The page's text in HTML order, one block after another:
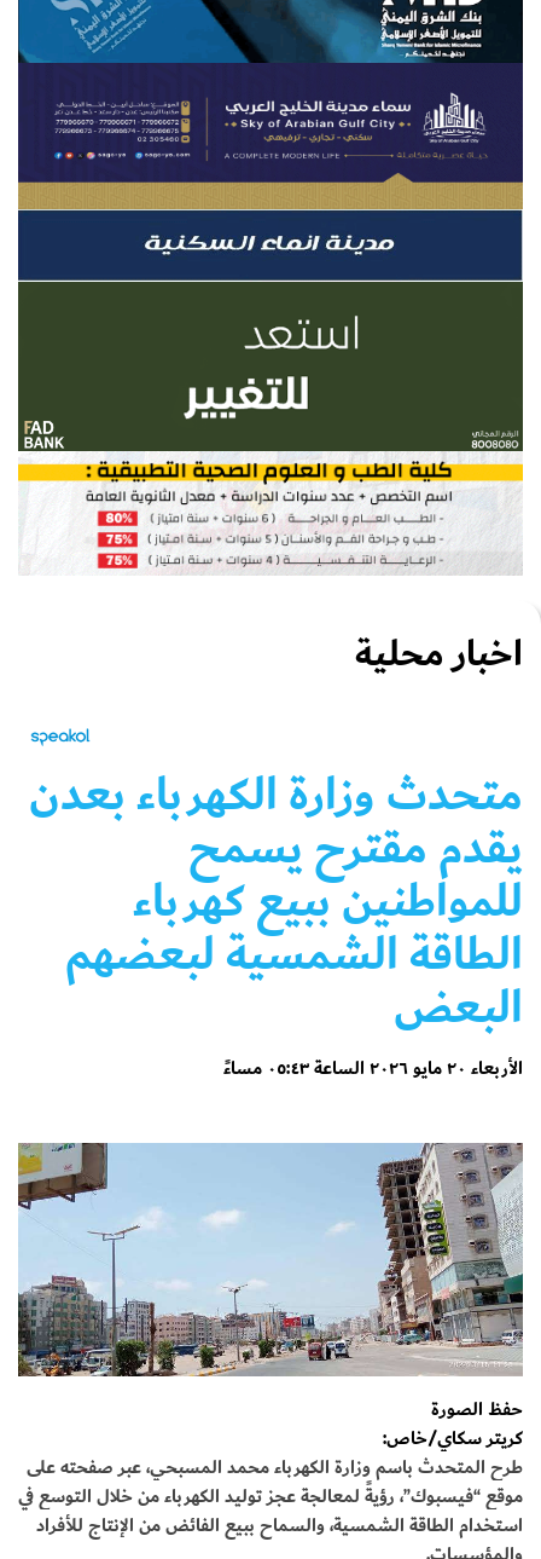
اخبار محلية
متحدث وزارة الكهرباء بعدن
يقدم مقترح يسمح
للمواطنين ببيع كهرباء
الطاقة الشمسية لبعضهم
البعض
الأربعاء ٢٠ مايو ٢٠٢٦ الساعة ٠٥:٤٣ مساءً
حفظ الصورة
كريتر سكاي/خاص:
طرح المتحدث باسم وزارة الكهرباء محمد المسبحي، عبر صفحته على
موقع “فيسبوك”، رؤيةً لمعالجة عجز توليد الكهرباء من خلال التوسع في
استخدام الطاقة الشمسية، والسماح ببيع الفائض من الإنتاج للأفراد